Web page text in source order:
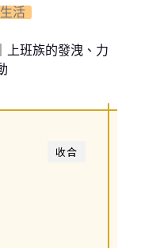
活
上班族的發洩、力
收合